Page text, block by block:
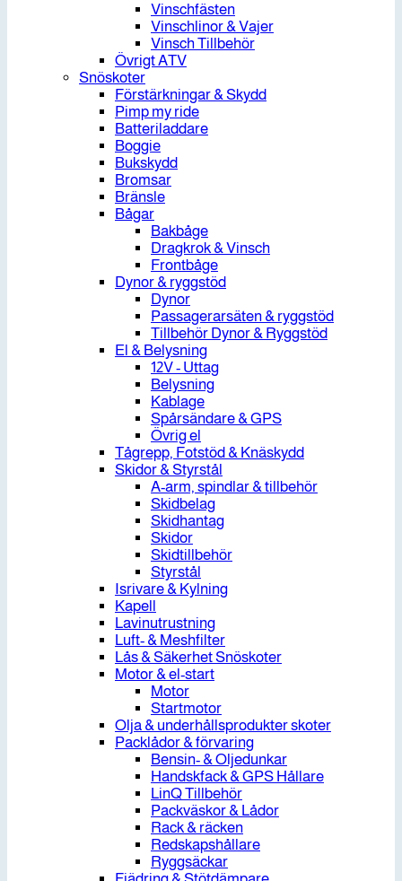
Vinschfästen
Vinschlinor & Vajer
Vinsch Tillbehör
Övrigt ATV
Snöskoter
Förstärkningar & Skydd
Pimp my ride
Batteriladdare
Boggie
Bukskydd
Bromsar
Bränsle
Bågar
Bakbåge
Dragkrok & Vinsch
Frontbåge
Dynor & ryggstöd
Dynor
Passagerarsäten & ryggstöd
Tillbehör Dynor & Ryggstöd
El & Belysning
12V - Uttag
Belysning
Kablage
Spårsändare & GPS
Övrig el
Tågrepp, Fotstöd & Knäskydd
Skidor & Styrstål
A-arm, spindlar & tillbehör
Skidbelag
Skidhantag
Skidor
Skidtillbehör
Styrstål
Isrivare & Kylning
Kapell
Lavinutrustning
Luft- & Meshfilter
Lås & Säkerhet Snöskoter
Motor & el-start
Motor
Startmotor
Olja & underhållsprodukter skoter
Packlådor & förvaring
Bensin- & Oljedunkar
Handskfack & GPS Hållare
LinQ Tillbehör
Packväskor & Lådor
Rack & räcken
Redskapshållare
Ryggsäckar